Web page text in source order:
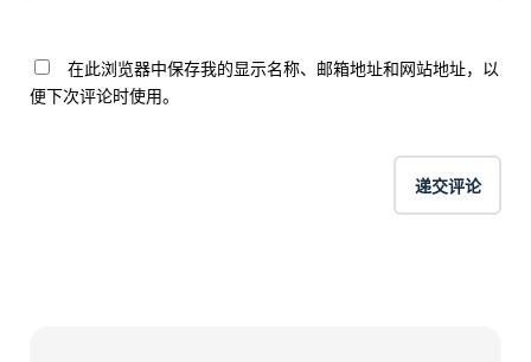
在此浏览器中保存我的显示名称、邮箱地址和网站地址，以
便下次评论时使用。
递交评论